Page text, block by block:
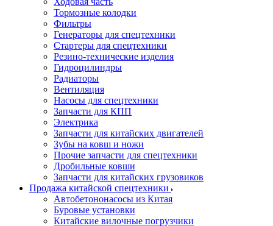
Тормозные колодки
Фильтры
Генераторы для спецтехники
Стартеры для спецтехники
Резино-технические изделия
Гидроцилиндры
Радиаторы
Вентиляция
Насосы для спецтехники
Запчасти для КПП
Электрика
Запчасти для китайских двигателей
Зубы на ковш и ножи
Прочие запчасти для спецтехники
Дробильные ковши
Запчасти для китайских грузовиков
Продажа китайской спецтехники
Автобетононасосы из Китая
Буровые установки
Китайские вилочные погрузчики